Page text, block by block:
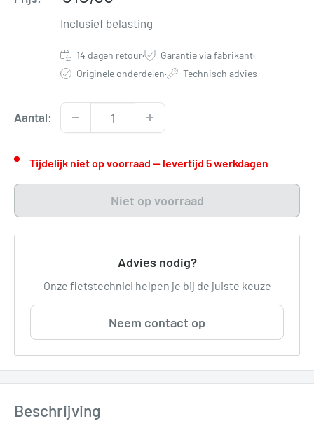
Inclusief belasting
14 dagen retour· Garantie via fabrikant·
Originele onderdelen· Technisch advies
Aantal:
Tijdelijk niet op voorraad — levertijd 5 werkdagen
Niet op voorraad
Advies nodig?
Onze fietstechnici helpen je bij de juiste keuze
Neem contact op
Beschrijving